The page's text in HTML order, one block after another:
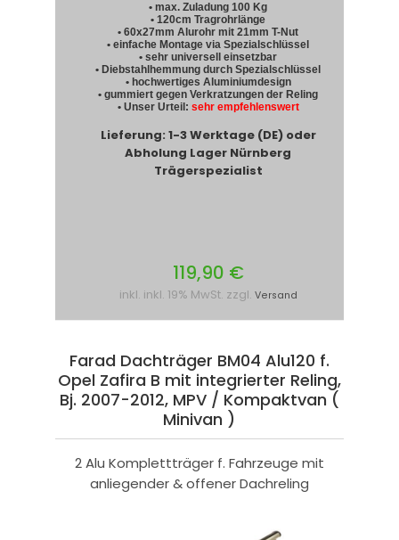
• max. Zuladung 100 Kg
• 120cm Tragrohrlänge
• 60x27mm Alurohr mit 21mm T-Nut
• einfache Montage via Spezialschlüssel
• sehr universell einsetzbar
• Diebstahlhemmung durch Spezialschlüssel
• hochwertiges Aluminiumdesign
• gummiert gegen Verkratzungen der Reling
• Unser Urteil: sehr empfehlenswert
Lieferung: 1-3 Werktage (DE) oder
Abholung Lager Nürnberg
Trägerspezialist
119,90 €
inkl. inkl. 19% MwSt. zzgl. Versand
Farad Dachträger BM04 Alu120 f.
Opel Zafira B mit integrierter Reling,
Bj. 2007-2012, MPV / Kompaktvan (
Minivan )
2 Alu Komplettträger f. Fahrzeuge mit
anliegender & offener Dachreling